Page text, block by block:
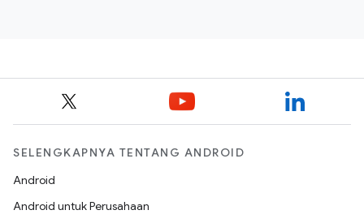
SELENGKAPNYA TENTANG ANDROID
Android
Android untuk Perusahaan